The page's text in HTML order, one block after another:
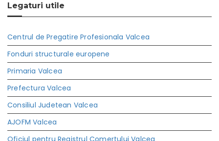
Legaturi utile
Centrul de Pregatire Profesionala Valcea
Fonduri structurale europene
Primaria Valcea
Prefectura Valcea
Consiliul Judetean Valcea
AJOFM Valcea
Oficiul pentru Registrul Comertului Valcea